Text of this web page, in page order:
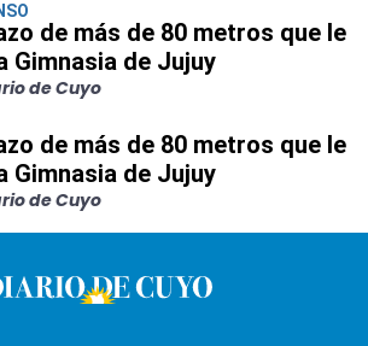
de más de 80 metros que le
Gimnasia de Jujuy
de Cuyo
de más de 80 metros que le
Gimnasia de Jujuy
de Cuyo